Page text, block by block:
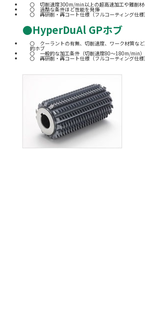
切削速度300m/min以上の超高速加工や難削
過酷な条件ほど性能を発揮
再研削・再コート仕様（フルコーティング仕様）
●HyperDuAl GPホブ
クーラントの有無、切削速度、ワーク材質な
的ホブ
一般的な加工条件（切削速度80～180m/min
再研削・再コート仕様（フルコーティング仕様）